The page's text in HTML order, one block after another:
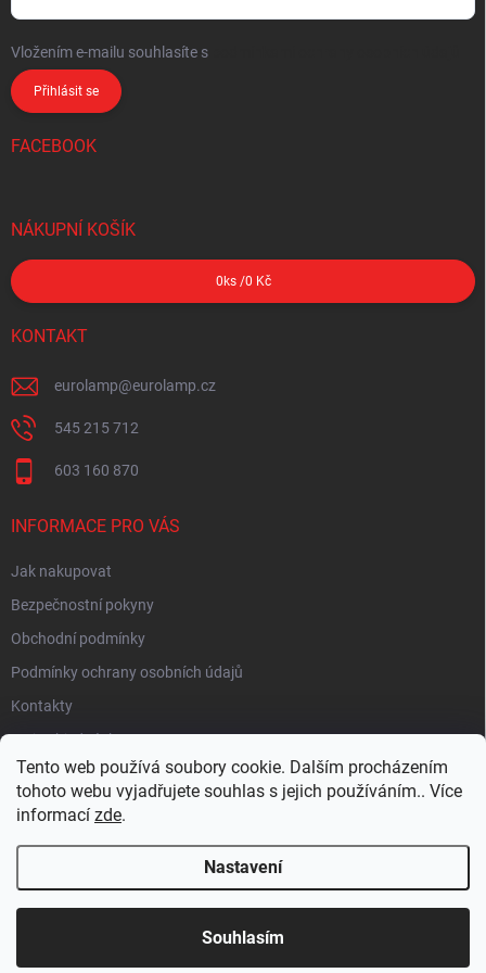
Tento web používá soubory cookie. Dalším procházením
tohoto webu vyjadřujete souhlas s jejich používáním.. Více
informací zde.
Nastavení
Souhlasím
Vložením e-mailu souhlasíte s
Přihlásit se
FACEBOOK
NÁKUPNÍ KOŠÍK
0 ks /0 Kč
KONTAKT
eurolamp@eurolamp.cz
545 215 712
603 160 870
INFORMACE PRO VÁS
Jak nakupovat
Bezpečnostní pokyny
Obchodní podmínky
Podmínky ochrany osobních údajů
Kontakty
Moje objednávka
HEUREKA
EUROLAMP.cz . Všechna práva vyhrazena.